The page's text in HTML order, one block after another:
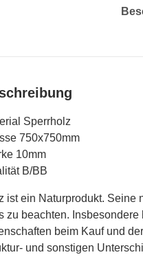
Sperrholz
750x750mm
10mm
B/BB
ist ein Naturprodukt. Seine
zu beachten.
beim Kauf und
und sonstigen